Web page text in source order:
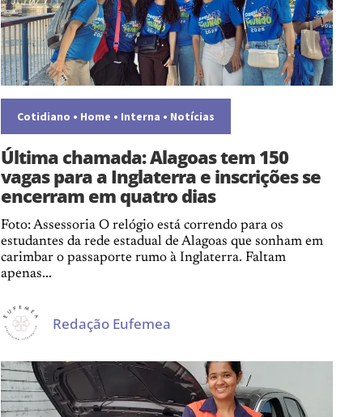
Cotidiano • Home • Interna • Notícias
Última chamada: Alagoas tem 150
vagas para a Inglaterra e inscrições se
encerram em quatro dias
Foto: Assessoria O relógio está correndo para os
estudantes da rede estadual de Alagoas que sonham em
carimbar o passaporte rumo à Inglaterra. Faltam
apenas...
Redação Eufemea